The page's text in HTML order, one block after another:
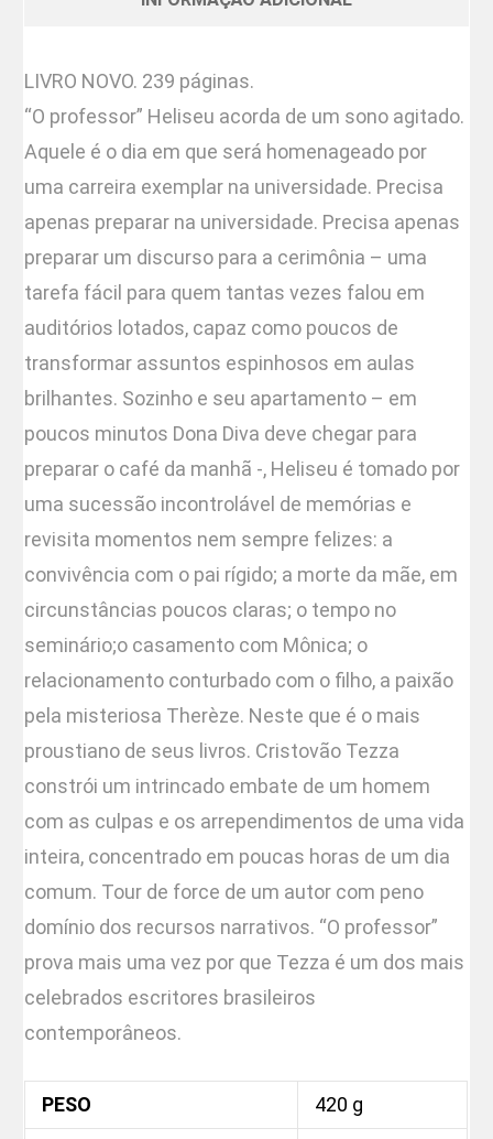
LIVRO NOVO. 239 páginas.
“O professor” Heliseu acorda de um sono agitado.
Aquele é o dia em que será homenageado por
uma carreira exemplar na universidade. Precisa
apenas preparar na universidade. Precisa apenas
preparar um discurso para a cerimônia – uma
tarefa fácil para quem tantas vezes falou em
auditórios lotados, capaz como poucos de
transformar assuntos espinhosos em aulas
brilhantes. Sozinho e seu apartamento – em
poucos minutos Dona Diva deve chegar para
preparar o café da manhã -, Heliseu é tomado por
uma sucessão incontrolável de memórias e
revisita momentos nem sempre felizes: a
convivência com o pai rígido; a morte da mãe, em
circunstâncias poucos claras; o tempo no
seminário;o casamento com Mônica; o
relacionamento conturbado com o filho, a paixão
pela misteriosa Therèze. Neste que é o mais
proustiano de seus livros. Cristovão Tezza
constrói um intrincado embate de um homem
com as culpas e os arrependimentos de uma vida
inteira, concentrado em poucas horas de um dia
comum. Tour de force de um autor com peno
domínio dos recursos narrativos. “O professor”
prova mais uma vez por que Tezza é um dos mais
celebrados escritores brasileiros
contemporâneos.
PESO 420 g